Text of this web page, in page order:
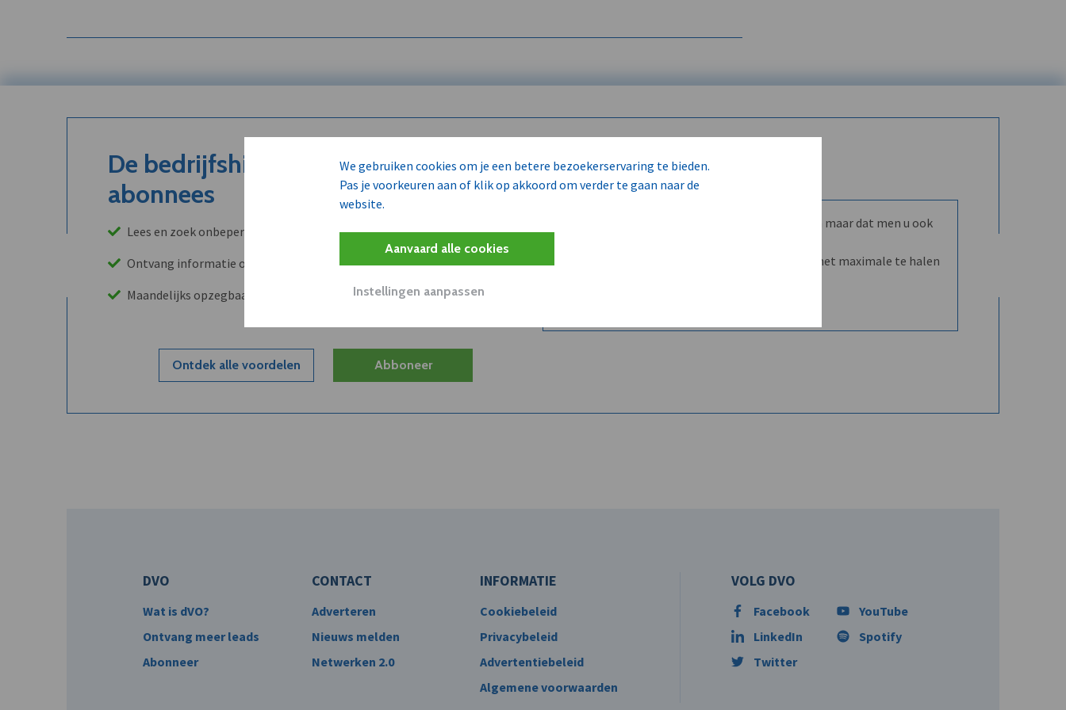
We gebruiken cookies om je een betere bezoekerservaring te bieden.
Pas je voorkeuren aan of klik op akkoord om verder te gaan naar de
website.
Aanvaard alle cookies
Instellingen aanpassen
De bedrijfshistoriek is enkel voor
abonnees
Lees en zoek onbeperkt in onze archieven
Ontvang informatie over leads, klanten, concurrenten en/of partners
Maandelijks opzegbaar
Ontdek alle voordelen Abboneer
Wilt u niet enkel de dVO community leren kennen maar dat men u ook
Word dVO Member voor €72/mnd en dVO helpt u het maximale te halen
DVO
Wat is dVO?
Ontvang meer leads
Abonneer
CONTACT
Adverteren
Nieuws melden
Netwerken 2.0
INFORMATIE
Cookiebeleid
Privacybeleid
Advertentiebeleid
Algemene voorwaarden
VOLG DVO
Facebook
LinkedIn
Twitter
YouTube
Spotify